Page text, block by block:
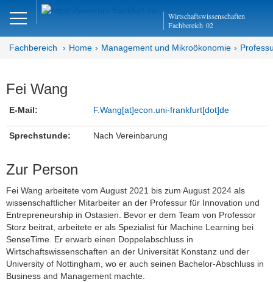
Wirtschaftswissenschaften
Fachbereich 02
DE Close
Management und
Abteilung MM
Entrepreneurship
Aktuelles
Team
Prof. Dr. Cornelia Storz
Elssy Kiradjieva (Teamassistenz/
Fachbereich Home Management und Mikroökonomie
Fei Wang
E-Mail: F.Wang[at]econ.uni-frankfurt[dot]de
Sprechstunde: Nach Vereinbarung
Zur Person
Fei Wang arbeitete vom August 2021 bis zum August 2024 als
wissenschaftlicher Mitarbeiter an der Professur für Innovation und
Entrepreneurship in Ostasien. Bevor er dem Team von Professor
Storz beitrat, arbeitete er als Spezialist für Machine Learning bei
SenseTime. Er erwarb einen Doppelabschluss in
Wirtschaftswissenschaften an der Universität Konstanz und der
University of Nottingham, wo er auch seinen Bachelor-Abschluss in
Business and Management machte.